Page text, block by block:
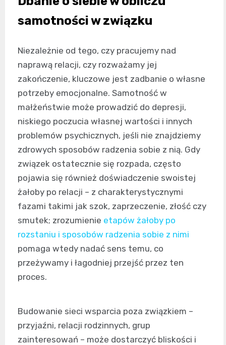
samotności w związku
Niezależnie od tego, czy pracujemy nad
naprawą relacji, czy rozważamy jej
zakończenie, kluczowe jest zadbanie o własne
potrzeby emocjonalne. Samotność w
małżeństwie może prowadzić do depresji,
niskiego poczucia własnej wartości i innych
problemów psychicznych, jeśli nie znajdziemy
zdrowych sposobów radzenia sobie z nią. Gdy
związek ostatecznie się rozpada, często
pojawia się również doświadczenie swoistej
żałoby po relacji – z charakterystycznymi
fazami takimi jak szok, zaprzeczenie, złość czy
smutek; zrozumienie etapów żałoby po
rozstaniu i sposobów radzenia sobie z nimi
pomaga wtedy nadać sens temu, co
przeżywamy i łagodniej przejść przez ten
proces.
Budowanie sieci wsparcia poza związkiem –
przyjaźni, relacji rodzinnych, grup
zainteresowań – może dostarczyć bliskości i